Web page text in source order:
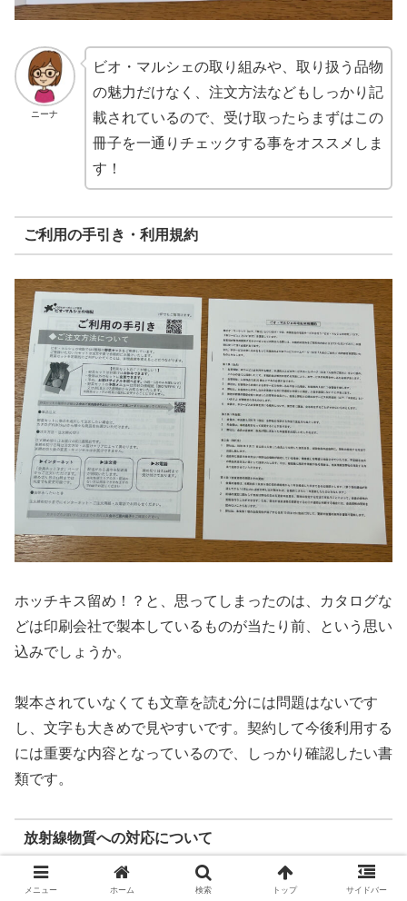
ニーナ
ビオ・マルシェの取り組みや、取り扱う品物
の魅力だけなく、注文方法などもしっかり記
載されているので、受け取ったらまずはこの
冊子を一通りチェックする事をオススメしま
す！
ご利用の手引き・利用規約
ホッチキス留め！？と、思ってしまったのは、カタログな
どは印刷会社で製本しているものが当たり前、という思い
込みでしょうか。
製本されていなくても文章を読む分には問題はないです
し、文字も大きめで見やすいです。契約して今後利用する
には重要な内容となっているので、しっかり確認したい書
類です。
放射線物質への対応について
メニュー ホーム 検索 トップ サイドバー